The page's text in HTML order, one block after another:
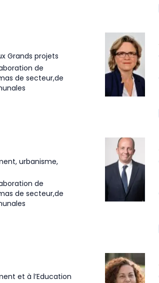
Grands projets
de
de secteur,de
urbanisme,
de
de secteur,de
et à l’Education